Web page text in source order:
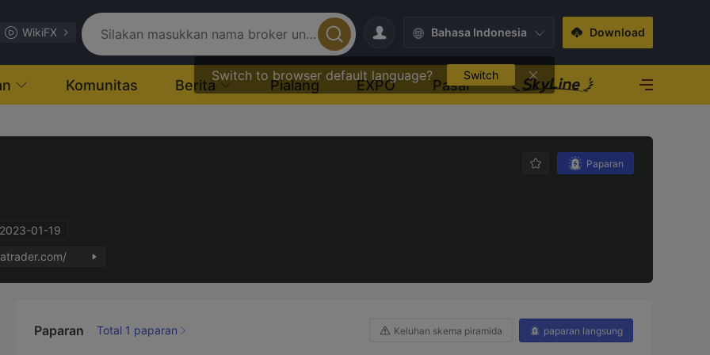
WikiFX Bahasa Indonesia
Switch to browser default language? Switch
Download
Komunitas Berita Pialang EXPO Pasar
01-19
Paparan
Paparan Total 1 paparan Keluhan skema piramida paparan langsung